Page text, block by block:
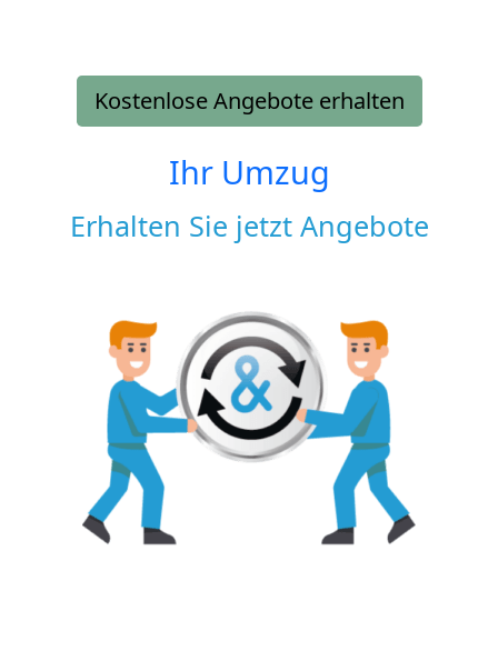
Kostenlose Angebote erhalten
Ihr Umzug
Erhalten Sie jetzt Angebote